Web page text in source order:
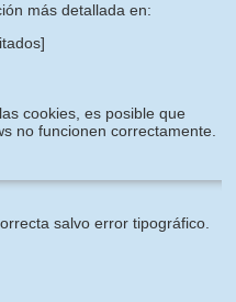
más detallada en:
cookies, es posible que
no funcionen correctamente.
salvo error tipográfico.